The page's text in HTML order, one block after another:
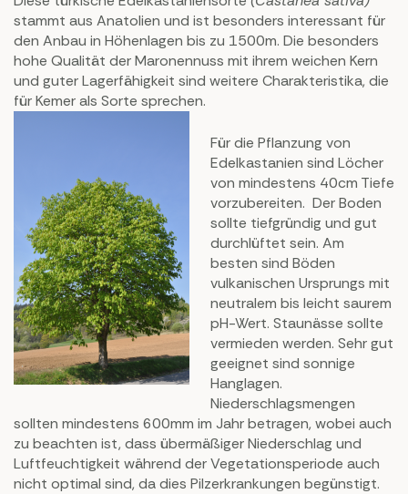
stammt aus Anatolien und ist besonders interessant für
den Anbau in Höhenlagen bis zu 1500m. Die besonders
hohe Qualität der Maronennuss mit ihrem weichen Kern
und guter Lagerfähigkeit sind weitere Charakteristika, die
für Kemer als Sorte sprechen.
Für die Pflanzung von
Edelkastanien sind Löcher
von mindestens 40cm Tiefe
vorzubereiten. Der Boden
sollte tiefgründig und gut
durchlüftet sein. Am
besten sind Böden
vulkanischen Ursprungs mit
neutralem bis leicht saurem
pH-Wert. Staunässe sollte
vermieden werden. Sehr gut
geeignet sind sonnige
Hanglagen.
Niederschlagsmengen
sollten mindestens 600mm im Jahr betragen, wobei auch
zu beachten ist, dass übermäßiger Niederschlag und
Luftfeuchtigkeit während der Vegetationsperiode auch
nicht optimal sind, da dies Pilzerkrankungen begünstigt.